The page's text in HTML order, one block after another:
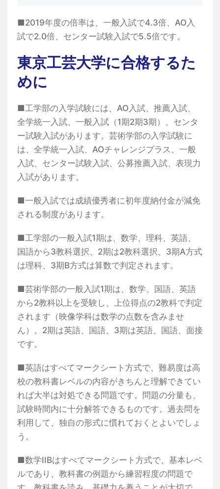
■2019年度の倍率は、一般入試で4.3倍、AO入
試で2.0倍、センター試験入試で5.5倍です。
東京工芸大学に合格するた
めに
■工学部の入学試験には、AO入試、推薦入試、
全学統一入試、一般入試（1期2期3期）、センタ
ー試験入試があります。芸術学部の入学試験に
は、全学統一入試、AOチャレンジプラス、一般
入試、センター試験入試、公募推薦入試、表現力
入試があります。
■一般入試では成績優秀者に初年度納付金が減免
される制度があります。
■工学部の一般入試1期は、数学、理科、英語、
国語から3教科選択、2期は2教科選択、3期A方式
は理科、3期B方式は算数で判定されます。
■芸術学部の一般入試1期は、数学、国語、英語
から2教科以上を受験し、上位得点の2教科で判定
されます（映像学科は数学の点数を含みませ
ん）。2期は英語、国語、3期は英語、国語、面接
です。
■英語はすべてマークシート方式で、難易度は高
校の教科書レベルの内容がきちんと理解できてい
れば大半は対処できる問題です。問題の分量も、
試験時間内に十分解答できるものです。過去問を
利用して、独自の形式に慣れておくとよいでしょ
う。
■数学IIBはすべてマークシート方式で、基本レベ
ルであり、教科書の例題から練習程度の問題で